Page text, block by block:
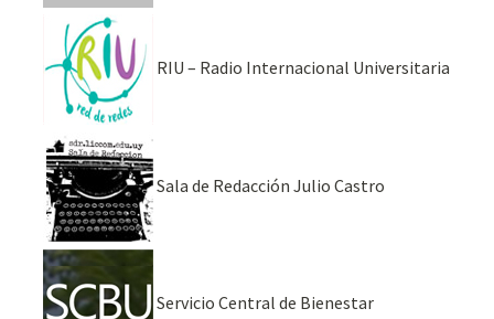
RIU – Radio Internacional Universitaria
Sala de Redacción Julio Castro
Servicio Central de Bienestar